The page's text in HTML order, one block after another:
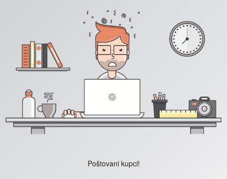
Poštovani kupci!